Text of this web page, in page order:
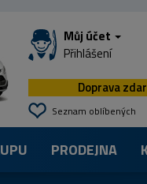
Můj účet
Přihlášení
Doprava
Seznam oblíbených
PRODEJNA